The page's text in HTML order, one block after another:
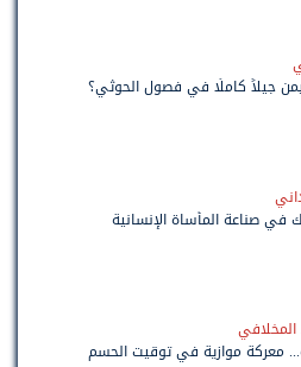
جيلاً كاملًا في فصول الحوثي؟
في صناعة المأساة الإنسانية
معركة موازية في توقيت الحسم